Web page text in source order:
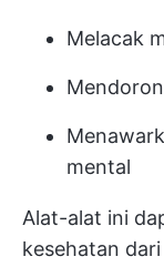
Melacak
mental
Alat-alat ini
kesehatan